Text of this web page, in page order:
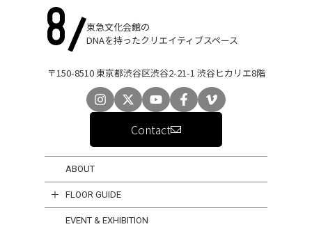
東急文化会館の
DNAを持ったクリエイティブスペース
〒150-8510 東京都渋谷区渋谷2-21-1 渋谷ヒカリエ8階
Contact
ABOUT
FLOOR GUIDE
EVENT & EXHIBITION